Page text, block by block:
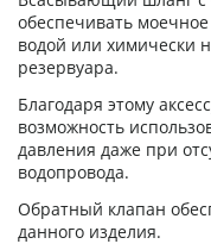
обеспечивать
водой или химически
резервуара.
Благодаря этому
возможность
давления даже при
водопровода.
Обратный клапан
данного изделия.